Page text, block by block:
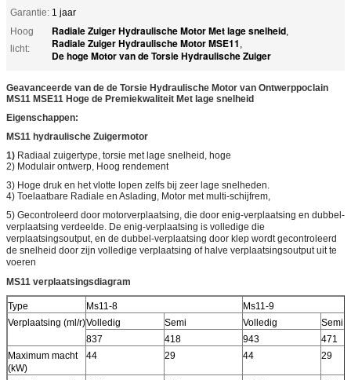
Garantie: 1 jaar
Hoog
licht:
Radiale Zuiger Hydraulische Motor Met lage snelheid,
Radiale Zuiger Hydraulische Motor MSE11 ,
De hoge Motor van de Torsie Hydraulische Zuiger
Geavanceerde van de de Torsie Hydraulische Motor van Ontwerppoclain
MS11 MSE11 Hoge de Premiekwaliteit Met lage snelheid
Eigenschappen:
MS11 hydraulische Zuigermotor
1) Radiaal zuigertype, torsie met lage snelheid, hoge
2) Modulair ontwerp, Hoog rendement
3) Hoge druk en het vlotte lopen zelfs bij zeer lage snelheden.
4) Toelaatbare Radiale en Aslading, Motor met multi-schijfrem,
5) Gecontroleerd door motorverplaatsing, die door enig-verplaatsing en dubbel-
verplaatsing verdeelde. De enig-verplaatsing is volledige die
verplaatsingsoutput, en de dubbel-verplaatsing door klep wordt gecontroleerd
de snelheid door zijn volledige verplaatsing of halve verplaatsingsoutput uit te
voeren
MS11 verplaatsingsdiagram
Type Ms11-8
Ms11-9
Verplaatsing (ml/r)Volledig Semi Volledig
Semi
837
418 943
471
Maximum macht
(kW)
44 29 44 29